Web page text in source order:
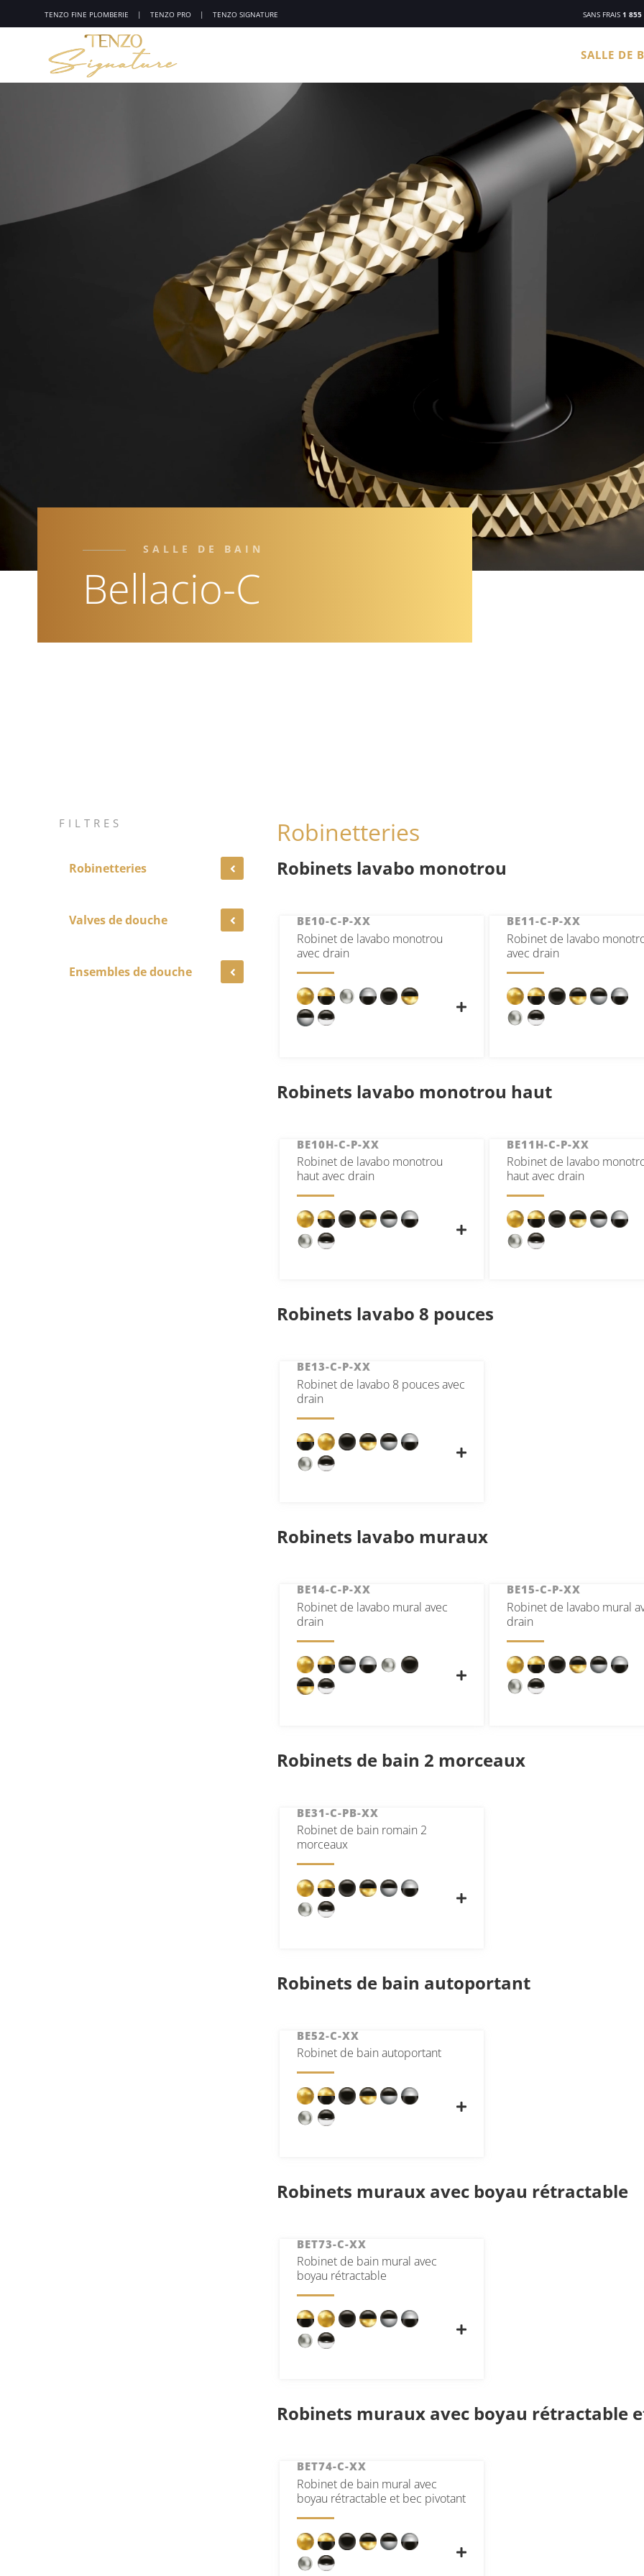
TENZO FINE PLOMBERIE | TENZO PRO | TENZO SIGNATURE SANS FRAIS 1 855
SALLE DE
SALLE DE BAIN
Bellacio-C
FILTRES
Robinetteries
Valves de douche
Ensembles de douche
Robinetteries
Robinets lavabo monotrou
BE10-C-P-XX
Robinet de lavabo monotrou
avec drain
BE11-C-P-XX
Robinet de lavabo
avec drain
Robinets lavabo monotrou haut
BE10H-C-P-XX
Robinet de lavabo monotrou
haut avec drain
BE11H-C-P-XX
Robinet de lavabo
haut avec drain
Robinets lavabo 8 pouces
BE13-C-P-XX
Robinet de lavabo 8 pouces avec
drain
Robinets lavabo muraux
BE14-C-P-XX
Robinet de lavabo mural avec
drain
BE15-C-P-XX
Robinet de lavabo mural
drain
Robinets de bain 2 morceaux
BE31-C-PB-XX
Robinet de bain romain 2
morceaux
Robinets de bain autoportant
BE52-C-XX
Robinet de bain autoportant
Robinets muraux avec boyau rétractable
BET73-C-XX
Robinet de bain mural avec
boyau rétractable
Robinets muraux avec boyau rétractable
BET74-C-XX
Robinet de bain mural avec
boyau rétractable et bec pivotant